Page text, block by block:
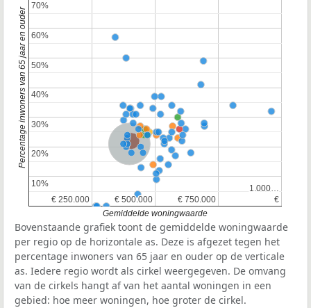
Nederland
Provincie Noord-Brabant
€ 250.000
€ 250.000 € 500.000
€ 500.000 € 750.000
€ 750.000 €
€
1.000…
1.000…
10%
10%
20%
20%
30%
30%
40%
40%
50%
50%
60%
60%
70%
70%
Gemiddelde woningwaarde
Percentage inwoners van 65 jaar en ouder
Bovenstaande grafiek toont de gemiddelde woningwaarde
per regio op de horizontale as. Deze is afgezet tegen het
percentage inwoners van 65 jaar en ouder op de verticale
as. Iedere regio wordt als cirkel weergegeven. De omvang
van de cirkels hangt af van het aantal woningen in een
gebied: hoe meer woningen, hoe groter de cirkel.